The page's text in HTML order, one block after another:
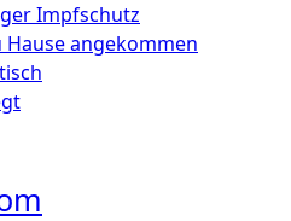
Impfschutz
Hause angekommen